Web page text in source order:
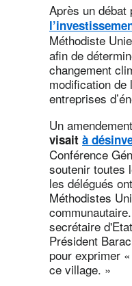
Après un débat
Méthodiste
afin de
changement
modification de
entreprises
Un
visait à
Conférence
soutenir toutes
les délégués
Méthodistes
secrétaire
Président
pour exprimer
ce village. »